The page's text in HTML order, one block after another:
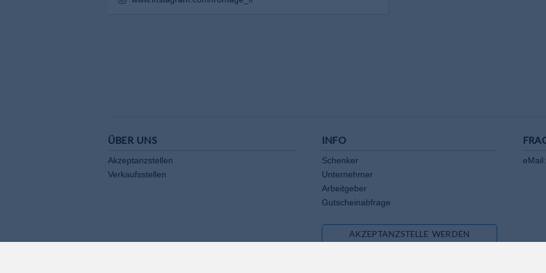
ÜBER UNS
Akzeptanzstellen
Verkaufsstellen
INFO
Schenker
Unternehmer
Arbeitgeber
Gutscheinabfrage
eMail:
AKZEPTANZSTELLE WERDEN